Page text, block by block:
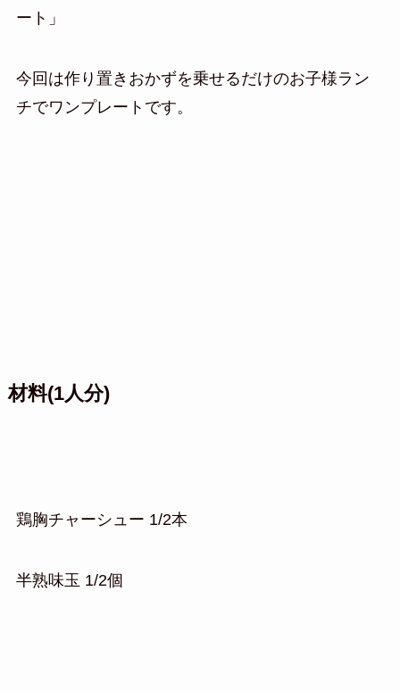
ート」
今回は作り置きおかずを乗せるだけのお子様ラン
チでワンプレートです。
材料(1人分)
鶏胸チャーシュー 1/2本
半熟味玉 1/2個